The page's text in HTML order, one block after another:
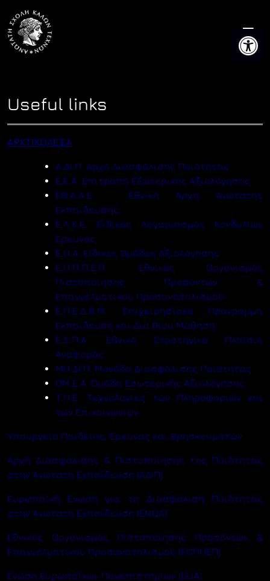
content
Useful links
ΑΡΚΤΙΚΟΛΕΞΑ
Α.ΔΙ.Π. Αρχή Διασφάλισης Ποιότητας
Ε.Ε.Α. Επιτροπή Εξωτερικής Αξιολόγησης
ΕΘ.Α.Α.Ε. Εθνική Αρχή Ανώτατης
Εκπαίδευσης
Ε.Λ.Κ.Ε. Ειδικός Λογαριασμός Κονδυλίων
Έρευνας
Ε.Ο.Α. Ειδικές Ομάδες Αξιολόγησης
Ε.Ο.Π.Π.Ε.Π. Εθνικός Οργανισμός
Πιστοποίησης Προσόντων &
Επαγγελματικού Προσανατολισμού
Ε.Π.Ε.Δ.Β.Μ. Επιχειρησιακό Πρόγραμμα
Εκπαίδευση και Δια Βίου Μάθηση
Ε.Σ.Π.Α. Εθνικό Στρατηγικό Πλαίσιο
Αναφοράς
ΜΟ.ΔΙ.Π. Μονάδα Διασφάλισης Ποιότητας
ΟΜ.Ε.Α. Ομάδα Εσωτερικής Αξιολόγησης
Τ.Π.Ε. Τεχνολογίες των Πληροφοριών και
των Επικοινωνιών
Υπουργείο Παιδείας, Έρευνας και Θρησκευμάτων
Αρχή Διασφάλισης & Πιστοποίησης της Ποιότητας
στην Ανώτατη Εκπαίδευση (ΑΔΙΠ)
Ευρωπαϊκή Ένωση για τη Διασφάλιση Ποιότητας
στην Ανώτατη Εκπαίδευση (ENQA)
Εθνικός Οργανισμός Πιστοποίησης Προσόντων &
Επαγγελματικού Προσανατολισμού (ΕΟΠΠΕΠ)
Ένωση Ευρωπαϊκών Πανεπιστημίων (EUA)